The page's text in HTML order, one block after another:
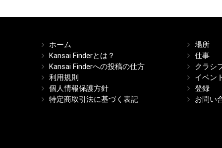
ホーム
Kansai Finderとは？
Kansai Finderへの投稿の仕方
利用規則
個人情報保護方針
特定商取引法に基づく表記
場所
仕事
クラシ
イベン
登録
お問い